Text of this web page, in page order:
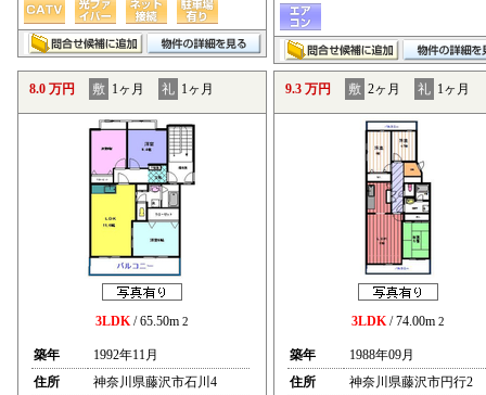
8.0 万円 敷 1ヶ月 礼 1ヶ月
3LDK/ 65.50m 2
築年
1992年11月
住所
神奈川県藤沢市石川4
9.3 万円 敷 2ヶ月 礼 1ヶ月
3LDK/ 74.00m 2
築年
1988年09月
住所
神奈川県藤沢市円行2